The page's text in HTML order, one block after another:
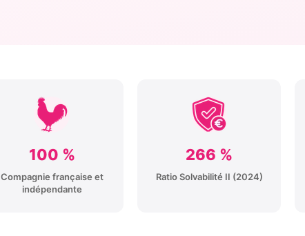
100 %
Compagnie française et
indépendante
266 %
Ratio Solvabilité II (2024)